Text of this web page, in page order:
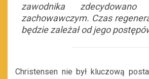
zawodnika
zachowawczym. Czas
będzie zależał od jego
Christensen nie był kluczową